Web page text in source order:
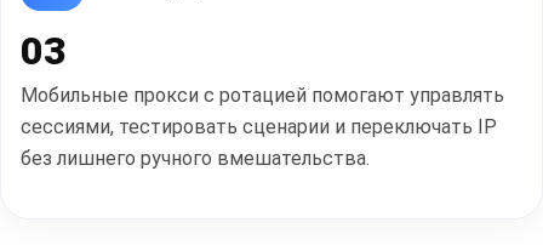
03
Мобильные прокси с ротацией помогают управлять
сессиями, тестировать сценарии и переключать IP
без лишнего ручного вмешательства.